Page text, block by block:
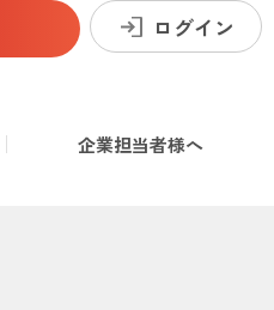
ログイン
企業担当者様へ